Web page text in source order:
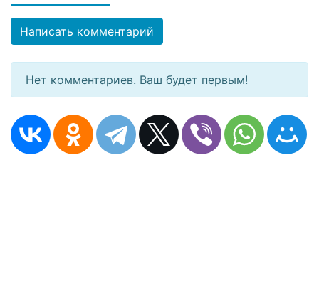
Написать комментарий
Нет комментариев. Ваш будет первым!